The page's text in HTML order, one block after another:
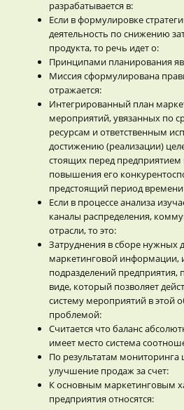
разрабатывается в:
Если в формулировке
деятельность по снижению
продукта, то речь идет о:
Принципами планирования
Миссия сформулирована
отражается:
Интегрированный план
мероприятий, увязанных по
ресурсам и ответственным
достижению (реализации)
стоящих перед
повышения его
предстоящий период времени
Если в процессе анализа
каналы распределения,
отрасли, то это:
Затруднения в сборе нужных
маркетинговой
подразделений предприятия,
виде, который позволяет
систему мероприятий в этой
проблемой:
Считается что баланс
имеет место система
По результатам мониторинга
улучшение продаж за счет:
К основным маркетинговым
предприятия относятся: